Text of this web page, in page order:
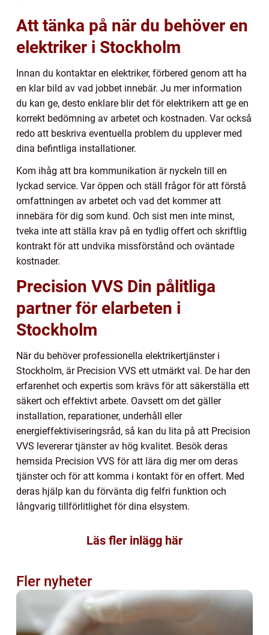
Att tänka på när du behöver en
elektriker i Stockholm
Innan du kontaktar en elektriker, förbered genom att ha
en klar bild av vad jobbet innebär. Ju mer information
du kan ge, desto enklare blir det för elektrikern att ge en
korrekt bedömning av arbetet och kostnaden. Var också
redo att beskriva eventuella problem du upplever med
dina befintliga installationer.
Kom ihåg att bra kommunikation är nyckeln till en
lyckad service. Var öppen och ställ frågor för att förstå
omfattningen av arbetet och vad det kommer att
innebära för dig som kund. Och sist men inte minst,
tveka inte att ställa krav på en tydlig offert och skriftlig
kontrakt för att undvika missförstånd och oväntade
kostnader.
Precision VVS Din pålitliga
partner för elarbeten i
Stockholm
När du behöver professionella elektrikertjänster i
Stockholm, är Precision VVS ett utmärkt val. De har den
erfarenhet och expertis som krävs för att säkerställa ett
säkert och effektivt arbete. Oavsett om det gäller
installation, reparationer, underhåll eller
energieffektiviseringsråd, så kan du lita på att Precision
VVS levererar tjänster av hög kvalitet. Besök deras
hemsida Precision VVS för att lära dig mer om deras
tjänster och för att komma i kontakt för en offert. Med
deras hjälp kan du förvänta dig felfri funktion och
långvarig tillförlitlighet för dina elsystem.
Läs fler inlägg här
Fler nyheter